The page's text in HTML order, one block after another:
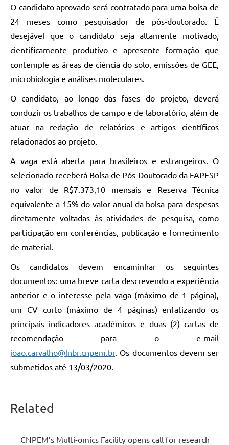
O candidato aprovado será contratado para uma bolsa de
24 meses como pesquisador de pós-doutorado. É
desejável que o candidato seja altamente motivado,
cientificamente produtivo e apresente formação que
contemple as áreas de ciência do solo, emissões de GEE,
microbiologia e análises moleculares.
O candidato, ao longo das fases do projeto, deverá
conduzir os trabalhos de campo e de laboratório, além de
atuar na redação de relatórios e artigos científicos
relacionados ao projeto.
A vaga está aberta para brasileiros e estrangeiros. O
selecionado receberá Bolsa de Pós-Doutorado da FAPESP
no valor de R$7.373,10 mensais e Reserva Técnica
equivalente a 15% do valor anual da bolsa para despesas
diretamente voltadas às atividades de pesquisa, como
participação em conferências, publicação e fornecimento
de material.
Os candidatos devem encaminhar os seguintes
documentos: uma breve carta descrevendo a experiência
anterior e o interesse pela vaga (máximo de 1 página),
um CV curto (máximo de 4 páginas) enfatizando os
principais indicadores acadêmicos e duas (2) cartas de
recomendação para o e-mail
joao.carvalho@lnbr.cnpem.br. Os documentos devem ser
submetidos até 13/03/2020.
Related
CNPEM’s Multi-omics Facility opens call for research